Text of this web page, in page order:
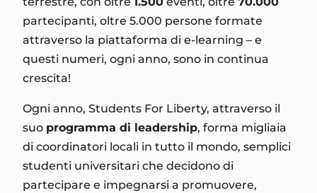
partecipanti, oltre 5.000 persone formate
attraverso la piattaforma di e-learning – e
questi numeri, ogni anno, sono in continua
crescita!
Ogni anno, Students For Liberty, attraverso il
suo programma di leadership, forma migliaia
di coordinatori locali in tutto il mondo, semplici
studenti universitari che decidono di
partecipare e impegnarsi a promuovere,